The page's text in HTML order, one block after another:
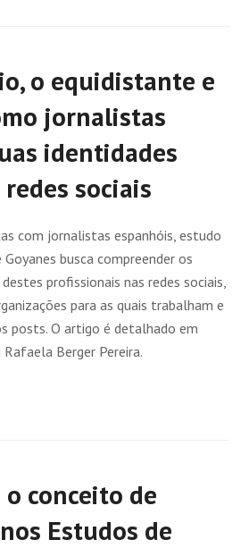
o equidistante e
jornalistas
identidades
sociais
com jornalistas espanhóis, estudo
busca compreender os
profissionais nas redes sociais,
para as quais trabalham e
posts. O artigo é detalhado em
Berger Pereira.
conceito de
Estudos de